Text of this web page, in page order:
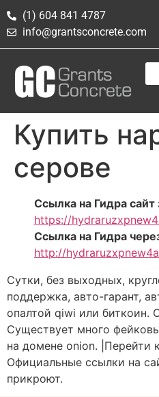
(1) 604 841 4787
info@grantsconcrete.com
Купить
серове
Ссылка на Гидра сайт
https://
Ссылка на Гидра
http://
Сутки, без выходных,
поддержка, авто-гарант,
опалтой qiwi или биткоин.
Существует много
на домене onion. |Перейти
Официальные ссылки на
прикроют.